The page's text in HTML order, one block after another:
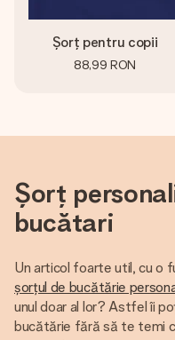
Șorț pentru copii
88,99 RON
Șorț
bucătari
Un articol foarte util, cu o
șorțul de bucătărie
unul doar al lor? Astfel îi
bucătărie fără să te temi